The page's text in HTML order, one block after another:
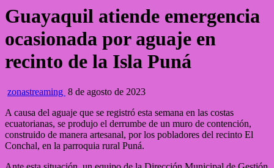
Guayaquil atiende emergencia
ocasionada por aguaje en
recinto de la Isla Puná
zonastreaming 8 de agosto de 2023
A causa del aguaje que se registró esta semana en las costas
ecuatorianas, se produjo el derrumbe de un muro de contención,
construido de manera artesanal, por los pobladores del recinto El
Conchal, en la parroquia rural Puná.